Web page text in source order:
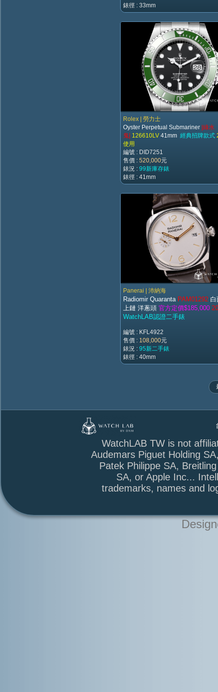
錶徑 : 33mm
Rolex | 勞力士
Oyster Perpetual Submariner |綠水
鬼| 126610LV 41mm 經典招牌款式
使用
編號 : DID7251
售價 : 520,000元
錶況 : 99新庫存錶
錶徑 : 41mm
Panerai | 沛納海
Radiomir QuarantaPAM01292
上鏈 洋蔥頭 官方定價$185,000
WatchLAB認證二手錶
編號 : KFL4922
售價 : 108,000元
錶況 : 95新二手錶
錶徑 : 40mm
台北市萬
WatchLAB TW is not
Audemars Piguet Holding
Patek Philippe SA,
SA, or Apple Inc...
trademarks, names and